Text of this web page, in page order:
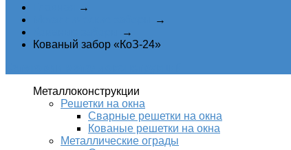
→
→
→
Кованый забор «КоЗ-24»
Металлоконструкции
Решетки на окна
Сварные решетки на окна
Кованые решетки на окна
Металлические ограды